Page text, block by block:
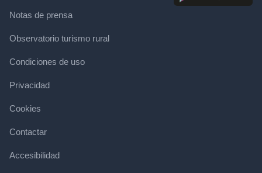
Notas de prensa
Observatorio turismo rural
Condiciones de uso
Privacidad
Cookies
Contactar
Accesibilidad